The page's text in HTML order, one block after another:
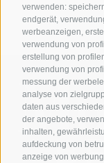
verwenden:
endgerät,
werbeanzeigen,
verwendung von
erstellung von
verwendung von
messung der
analyse von
daten aus
der angebote,
inhalten,
aufdeckung von
anzeige von